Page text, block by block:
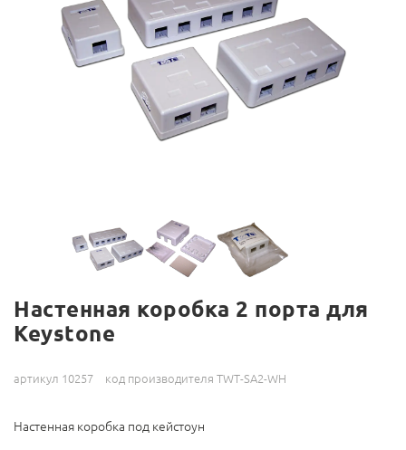
Настенная коробка 2 порта для
Keystone
артикул 10257 код производителя TWT-SA2-WH
Настенная коробка под кейстоун